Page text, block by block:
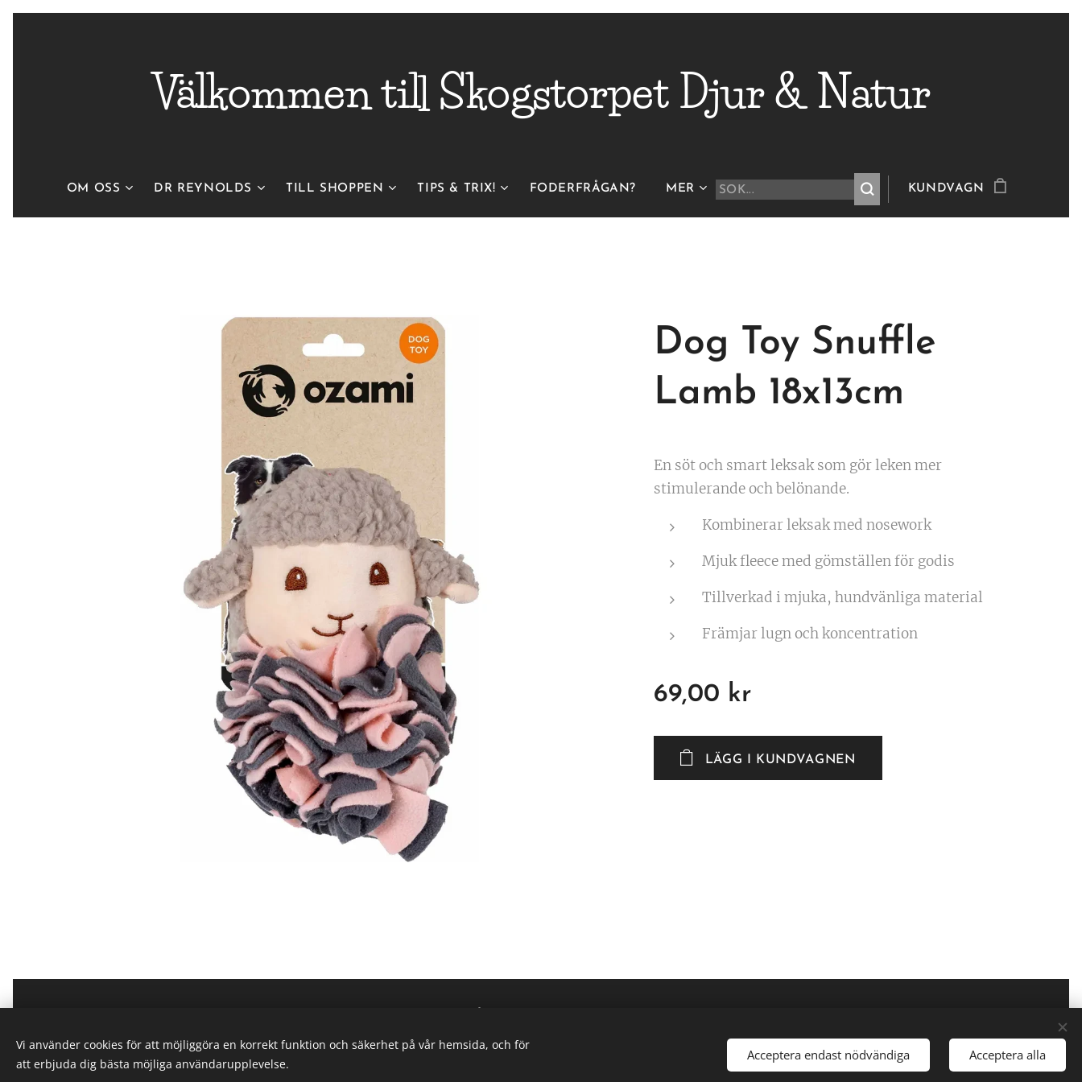
Välkommen till Skogstorpet Djur & Natur
OM OSS DR REYNOLDS TILL SHOPPEN TIPS & TRIX! FODERFRÅGAN? MER KUNDVAGN
Dog Toy Snuffle
Lamb 18x13cm
En söt och smart leksak som gör leken mer
stimulerande och belönande.
Kombinerar leksak med nosework
Mjuk fleece med gömställen för godis
Tillverkad i mjuka, hundvänliga material
Främjar lugn och koncentration
69,00 kr
LÄGG I KUNDVAGNEN
Skogstorpet Djur & Natur
https://www.facebook.com/skogstorpetdjurnatur
Vi använder cookies för att möjliggöra en korrekt funktion och säkerhet på vår hemsida, och för
att erbjuda dig bästa möjliga användarupplevelse.
Acceptera endast nödvändiga Acceptera alla